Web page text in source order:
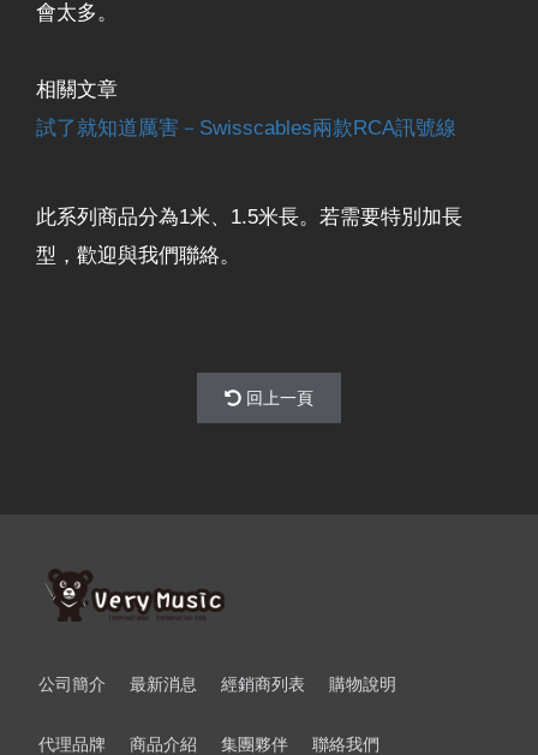
會太多。
相關文章
試了就知道厲害－Swisscables兩款RCA訊號線
此系列商品分為1米、1.5米長。若需要特別加長
型，歡迎與我們聯絡。
回上一頁
公司簡介 最新消息 經銷商列表 購物說明
代理品牌 商品介紹 集團夥伴 聯絡我們